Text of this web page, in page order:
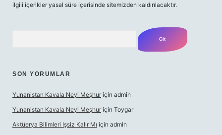
ilgili içerikler yasal süre içerisinde sitemizden kaldırılacaktır.
SON YORUMLAR
Yunanistan Kavala Neyi Meşhur için admin
Yunanistan Kavala Neyi Meşhur için Toygar
Aktüerya Bilimleri Işsiz Kalır Mı için admin